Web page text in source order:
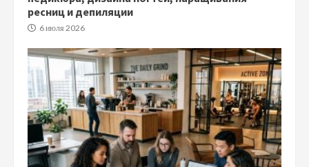
ресниц и депиляции
6 июля 2026